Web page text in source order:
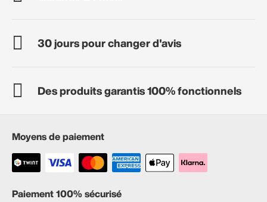
30 jours pour changer d'avis
Des produits garantis 100% fonctionnels
Moyens de paiement
Paiement 100% sécurisé